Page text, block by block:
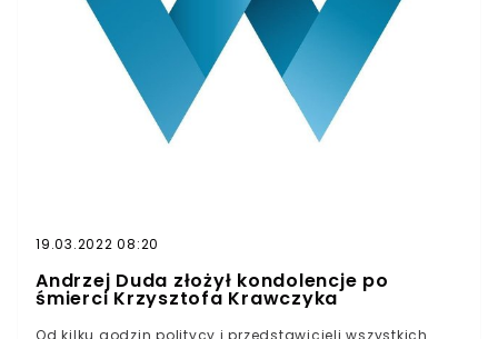
19.03.2022 08:20
Andrzej Duda złożył kondolencje po
śmierci Krzysztofa Krawczyka